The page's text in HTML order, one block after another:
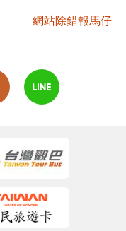
網站除錯報馬仔